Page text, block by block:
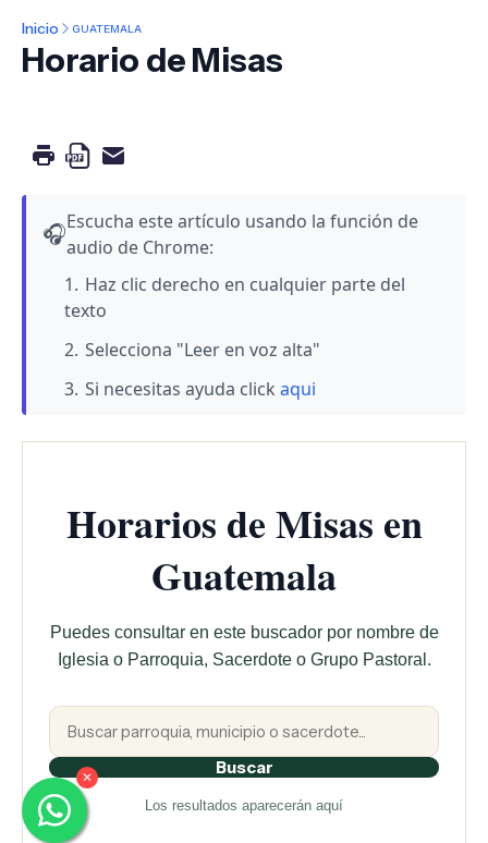
✕
Inicio GUATEMALA
Horario de Misas
🎧Escucha este artículo usando la función de
audio de Chrome:
Haz clic derecho en cualquier parte del
texto
Selecciona "Leer en voz alta"
Si necesitas ayuda click aqui
Horarios de Misas en
Guatemala
Puedes consultar en este buscador por nombre de
Iglesia o Parroquia, Sacerdote o Grupo Pastoral.
Buscar
Los resultados aparecerán aquí